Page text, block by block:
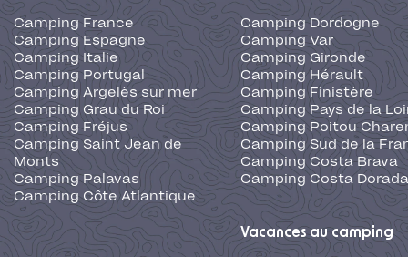
Camping France
Camping Espagne
Camping Italie
Camping Portugal
Camping Argelès sur mer
Camping Grau du Roi
Camping Fréjus
Camping Saint Jean de
Monts
Camping Palavas
Camping Côte Atlantique
Camping Dordogne
Camping Var
Camping Gironde
Camping Hérault
Camping Finistère
Camping Pays de la
Camping Poitou
Camping Sud de la
Camping Costa Brava
Camping Costa Dorada
Vacances au camping